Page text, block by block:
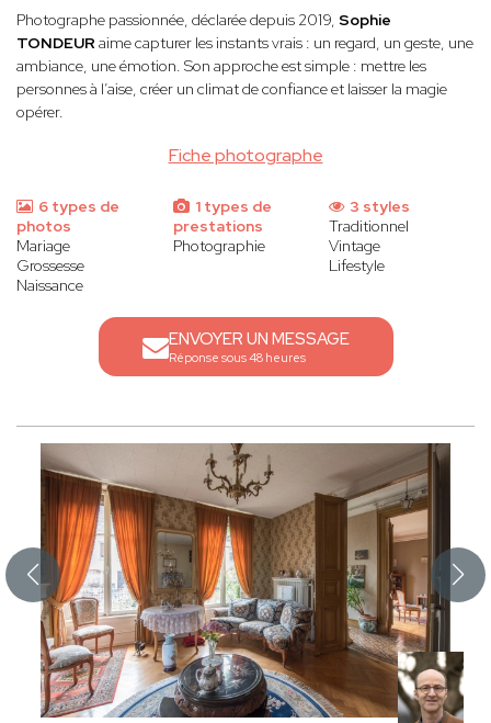
Fiche photographe
Photographe passionnée, déclarée depuis 2019, Sophie
TONDEUR aime capturer les instants vrais : un regard, un geste, une
ambiance, une émotion. Son approche est simple : mettre les
personnes à l’aise, créer un climat de confiance et laisser la magie
opérer.
6 types de
photos
Mariage
Grossesse
Naissance
1 types de
prestations
Photographie
3 styles
Traditionnel
Vintage
Lifestyle
ENVOYER UN MESSAGE
Réponse sous 48 heures